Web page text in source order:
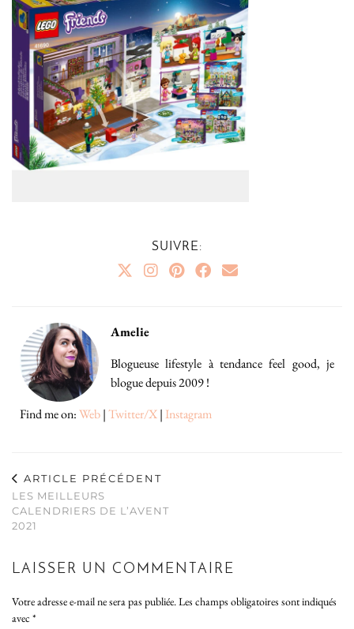
SUIVRE:
Amelie
Blogueuse lifestyle à tendance feel good, je
blogue depuis 2009 !
Find me on:Web|Twitter/X| Instagram
ARTICLE PRÉCÉDENT
LES MEILLEURS
CALENDRIERS DE L’AVENT
2021
LAISSER UN COMMENTAIRE
Votre adresse e-mail ne sera pas publiée. Les champs obligatoires sont indiqués
avec *